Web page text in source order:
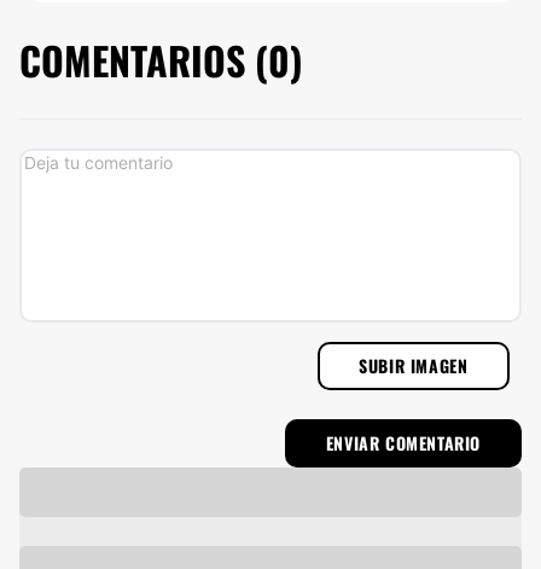
COMENTARIOS (0)
SUBIR IMAGEN